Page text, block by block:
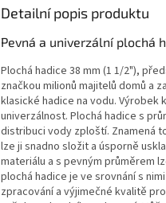
Detailní popis produktu
Pevná a univerzální plochá
Plochá hadice 38 mm (1 1/2"),
značkou milionů majitelů domů a
klasické hadice na vodu. Výrobek
univerzálnost. Plochá hadice s
distribuci vody zploští. Znamená
lze ji snadno složit a úsporně
materiálu a s pevným průměrem
plochá hadice je ve srovnání s
zpracování a výjimečné kvalitě